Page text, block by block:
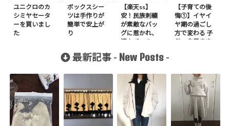
ユニクロのカ
シミヤセータ
ーを買いまし
た
ボックスシー
ツは手作りが
簡単で安上が
り
【楽天ss】
安！民族刺繍
が素敵なバッ
グに惹かれ、
沢山ポチる
【子育ての後
悔①】イヤイ
ヤ期の過ごし
方で変わる 子
供の自己肯定
最新記事 - New Posts -